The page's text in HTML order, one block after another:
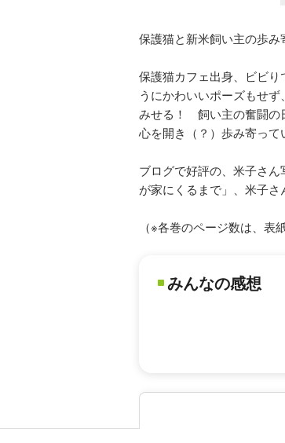
保護猫と新米飼い主の歩み
保護猫カフェ出身、ビビ
うにかわいいポーズもせ
みせる！ 飼い主の奮闘の
心を開き（？）歩み寄って
ブログで好評の、米子さ
が家にくるまで」、米子さ
（※各巻のページ数は、表
みんなの感想